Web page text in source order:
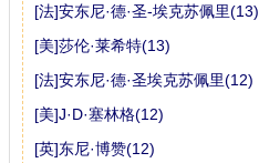
[法]安东尼·德·圣-埃克苏佩里(13)
[美]莎伦·莱希特(13)
[法]安东尼·德·圣埃克苏佩里(12)
[美]J·D·塞林格(12)
[英]东尼·博赞(12)